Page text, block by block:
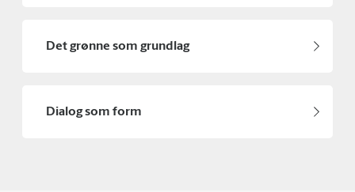
Det grønne som grundlag
Dialog som form